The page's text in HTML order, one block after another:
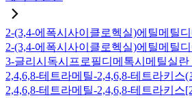
2-(3,4-에폭시사이클로헥실)에틸메틸
2-(3,4-에폭시사이클로헥실)에틸메틸
3-글리시독시프로필디메톡시메틸실란
2,4,6,8-테트라메틸-2,4,6,8-테트라키
2,4,6,8-테트라메틸-2,4,6,8-테트라키